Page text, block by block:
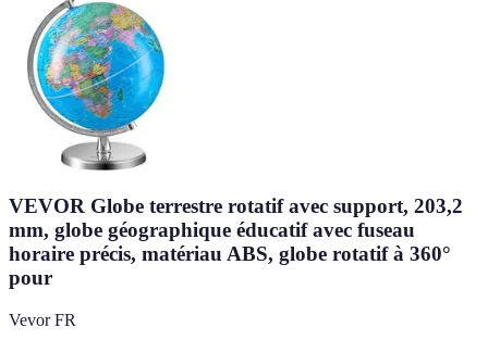
VEVOR Globe terrestre rotatif avec support, 203,2
mm, globe géographique éducatif avec fuseau
horaire précis, matériau ABS, globe rotatif à 360°
pour
Vevor FR